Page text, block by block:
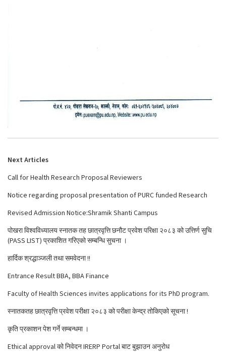
Next Articles
Call for Health Research Proposal Reviewers
Notice regarding proposal presentation of PURC funded Research
Revised Admission Notice:Shramik Shanti Campus
पोखरा विश्वविध्यालय स्नातक तह छात्रवृत्ति छनौट प्रवेश परिक्षा २०८३ को उत्तिर्ण सुचि
(PASS LIST) प्रकाशित गरिएको सम्बन्धि सुचना ।
हार्दिक श्रद्धाञ्जली तथा समवेदना !!
Entrance Result BBA, BBA Finance
Faculty of Health Sciences invites applications for its PhD program.
स्नातकतह छात्रवृत्ति प्रवेश परीक्षा २०८३ को परीक्षा केन्द्र तोकिएको सूचना !
कृति प्रकाशन पेश गर्ने सम्बन्धमा ।
Ethical approval को निवेदन IRERP Portal बाट बुझाउन अनुरोध